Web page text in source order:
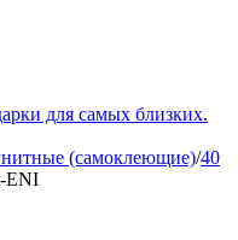
(самоклеющие)/40
ENI